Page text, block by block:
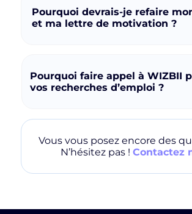
Pourquoi devrais-je refaire
et ma lettre de motivation ?
Pourquoi faire appel à WIZBII
vos recherches d’emploi ?
Vous vous posez encore des
N’hésitez pas ! Contactez